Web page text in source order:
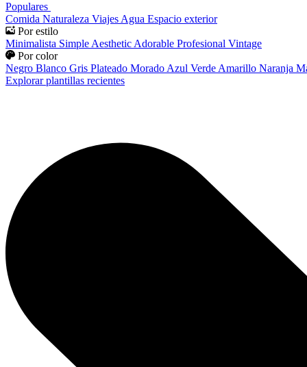
Populares
Comida Naturaleza Viajes Agua Espacio exterior
Por estilo
Minimalista Simple Aesthetic Adorable Profesional Vintage
Por color
Negro Blanco Gris Plateado Morado Azul Verde Amarillo Naranja
Explorar plantillas recientes